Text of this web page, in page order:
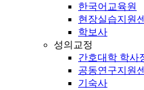
한국어교육원
현장실습지원
학보사
성의교정
간호대학 학사
공동연구지원
기숙사